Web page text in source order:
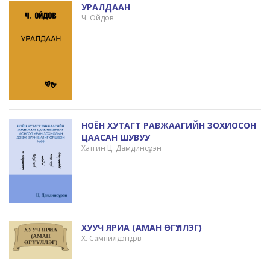
УРАЛДААН
Ч. Ойдов
НОЁН ХУТАГТ РАВЖААГИЙН ЗОХИОСОН
ЦААСАН ШУВУУ
Хатгин Ц. Дамдинсүрэн
ХУУЧ ЯРИА (АМАН ӨГҮҮЛЛЭГ)
Х. Сампилдэндэв